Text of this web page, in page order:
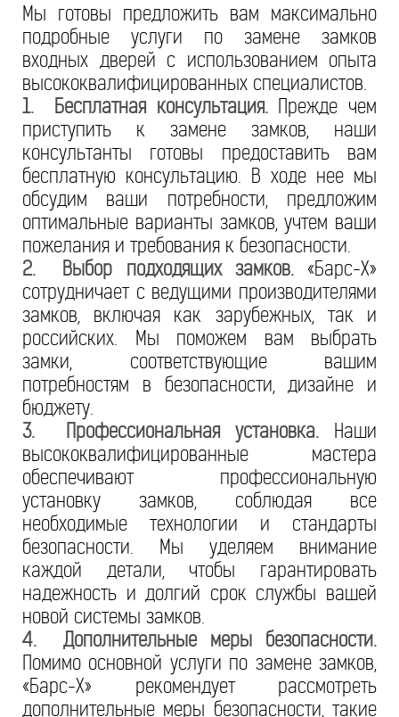
Мы готовы предложить вам максимально
подробные услуги по замене замков
входных дверей с использованием опыта
высококвалифицированных специалистов.
1. Бесплатная консультация.Прежде чем
приступить к замене замков, наши
консультанты готовы предоставить вам
бесплатную консультацию. В ходе нее мы
обсудим ваши потребности, предложим
оптимальные варианты замков, учтем ваши
пожелания и требования к безопасности.
2. Выбор подходящих замков.«Барс-Х»
сотрудничает с ведущими производителями
замков, включая как зарубежных, так и
российских. Мы поможем вам выбрать
замки, соответствующие вашим
потребностям в безопасности, дизайне и
бюджету.
3. Профессиональная установка.Наши
высококвалифицированные мастера
обеспечивают профессиональную
установку замков, соблюдая все
необходимые технологии и стандарты
безопасности. Мы уделяем внимание
каждой детали, чтобы гарантировать
надежность и долгий срок службы вашей
новой системы замков.
4. Дополнительные меры безопасности.
Помимо основной услуги по замене замков,
«Барс-Х» рекомендует рассмотреть
дополнительные меры безопасности, такие